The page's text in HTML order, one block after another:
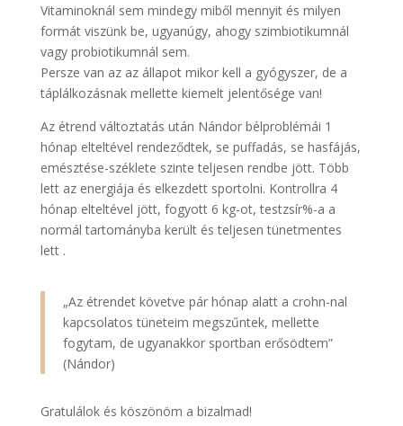
Vitaminoknál sem mindegy miből mennyit és milyen
formát viszünk be, ugyanúgy, ahogy szimbiotikumnál
vagy probiotikumnál sem.
Persze van az az állapot mikor kell a gyógyszer, de a
táplálkozásnak mellette kiemelt jelentősége van!
Az étrend változtatás után Nándor bélproblémái 1
hónap elteltével rendeződtek, se puffadás, se hasfájás,
emésztése-széklete szinte teljesen rendbe jött. Több
lett az energiája és elkezdett sportolni. Kontrollra 4
hónap elteltével jött, fogyott 6 kg-ot, testzsír%-a a
normál tartományba került és teljesen tünetmentes
lett .
„Az étrendet követve pár hónap alatt a crohn-nal
kapcsolatos tüneteim megszűntek, mellette
fogytam, de ugyanakkor sportban erősödtem”
(Nándor)
Gratulálok és köszönöm a bizalmad!